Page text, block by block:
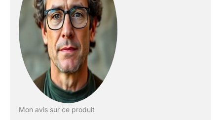
Mon avis sur ce produit